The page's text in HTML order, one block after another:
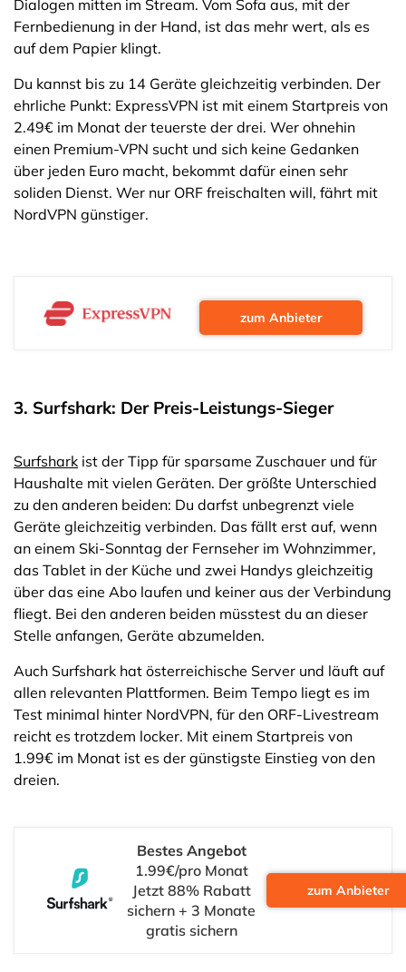
Dialogen mitten im Stream. Vom Sofa aus, mit der
Fernbedienung in der Hand, ist das mehr wert, als es
auf dem Papier klingt.
Du kannst bis zu 14 Geräte gleichzeitig verbinden. Der
ehrliche Punkt: ExpressVPN ist mit einem Startpreis von
2.49€ im Monat der teuerste der drei. Wer ohnehin
einen Premium-VPN sucht und sich keine Gedanken
über jeden Euro macht, bekommt dafür einen sehr
soliden Dienst. Wer nur ORF freischalten will, fährt mit
NordVPN günstiger.
zum Anbieter
3. Surfshark: Der Preis-Leistungs-Sieger
Surfshark ist der Tipp für sparsame Zuschauer und für
Haushalte mit vielen Geräten. Der größte Unterschied
zu den anderen beiden: Du darfst unbegrenzt viele
Geräte gleichzeitig verbinden. Das fällt erst auf, wenn
an einem Ski-Sonntag der Fernseher im Wohnzimmer,
das Tablet in der Küche und zwei Handys gleichzeitig
über das eine Abo laufen und keiner aus der Verbindung
fliegt. Bei den anderen beiden müsstest du an dieser
Stelle anfangen, Geräte abzumelden.
Auch Surfshark hat österreichische Server und läuft auf
allen relevanten Plattformen. Beim Tempo liegt es im
Test minimal hinter NordVPN, für den ORF-Livestream
reicht es trotzdem locker. Mit einem Startpreis von
1.99€ im Monat ist es der günstigste Einstieg von den
dreien.
Bestes Angebot
1.99€/pro Monat
Jetzt 88% Rabatt
sichern + 3 Monate
gratis sichern
zum Anbieter